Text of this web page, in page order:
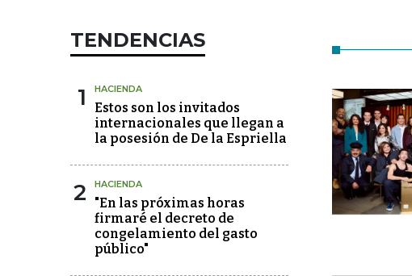
TENDENCIAS
1 HACIENDA
Estos son los invitados
internacionales que llegan a
la posesión de De la Espriella
2 HACIENDA
"En las próximas horas
firmaré el decreto de
congelamiento del gasto
público"